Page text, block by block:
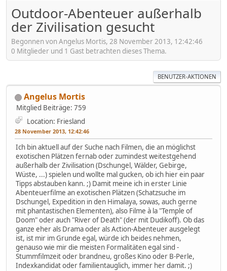
Outdoor-Abenteuer außerhalb
der Zivilisation gesucht
Begonnen von Angelus Mortis, 28 November 2013, 12:42:46
0 Mitglieder und 1 Gast betrachten dieses Thema.
BENUTZER-AKTIONEN
Angelus Mortis
Mitglied Beiträge: 759
Location: Friesland
28 November 2013, 12:42:46
Ich bin aktuell auf der Suche nach Filmen, die an möglichst
exotischen Plätzen fernab oder zumindest weitestgehend
außerhalb der Zivilisation (Dschungel, Wälder, Gebirge,
Wüste, ...) spielen und wollte mal gucken, ob ich hier ein paar
Tipps abstauben kann. ;) Damit meine ich in erster Linie
Abenteuerfilme an exotischen Plätzen (Schatzsuche im
Dschungel, Expedition in den Himalaya, sowas, auch gerne
mit phantastischen Elementen), also Filme à la "Temple of
Doom" oder auch "River of Death" (der mit Dudikoff). Ob das
ganze eher als Drama oder als Action-Abenteuer ausgelegt
ist, ist mir im Grunde egal, würde ich beides nehmen,
genauso wie mir die meisten Formalitäten egal sind -
Stummfilmzeit oder brandneu, großes Kino oder B-Perle,
Indexkandidat oder familientauglich, immer her damit. ;)